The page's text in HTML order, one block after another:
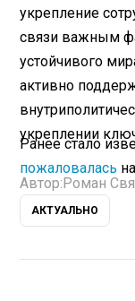
укрепление
связи важным
устойчивого
активно
укреплении
Ранее стало
пожаловалась
Автор:Роман
АКТУАЛЬНО